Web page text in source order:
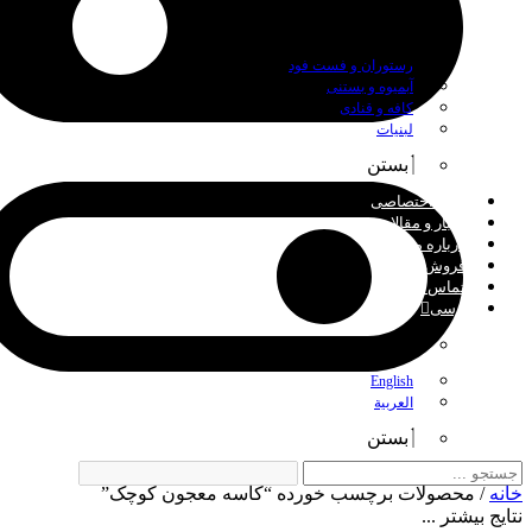
نتایج بیشتر ...
رستوران و فست فود
آبمیوه و بستنی
کافه و قنادی
لبنیات
بستن
چاپ اختصاصی
اخبار و مقالات
درباره ما
فروش عمده
تماس با ما
فارسی
English
العربية
بستن
خانه / محصولات برچسب خورده “کاسه معجون کوچک”